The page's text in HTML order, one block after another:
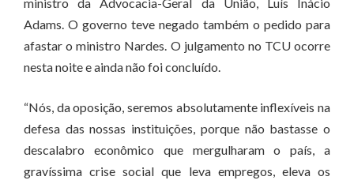
Adams. O governo teve negado também o pedido para
afastar o ministro Nardes. O julgamento no TCU ocorre
nesta noite e ainda não foi concluído.
“Nós, da oposição, seremos absolutamente inflexíveis na
defesa das nossas instituições, porque não bastasse o
descalabro econômico que mergulharam o país, a
gravíssima crise social que leva empregos, eleva os